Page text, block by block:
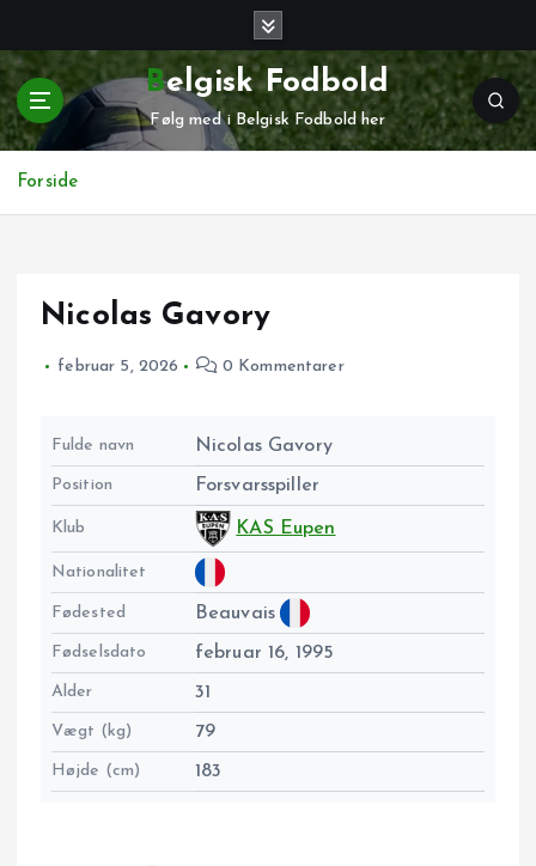
t
i
i
Belgisk Fodbold
Følg med i Belgisk Fodbold her
Forside
Nicolas Gavory
februar 5, 2026 0 Kommentarer
Fulde navn Nicolas Gavory
Position Forsvarsspiller
Klub KAS Eupen
Nationalitet
Fødested Beauvais
Fødselsdato februar 16, 1995
Alder 31
Vægt (kg) 79
Højde (cm) 183